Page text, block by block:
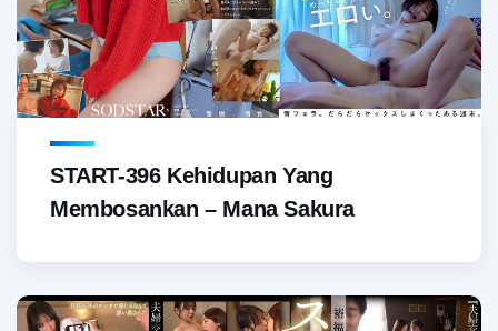
START-396 Kehidupan Yang
Membosankan – Mana Sakura